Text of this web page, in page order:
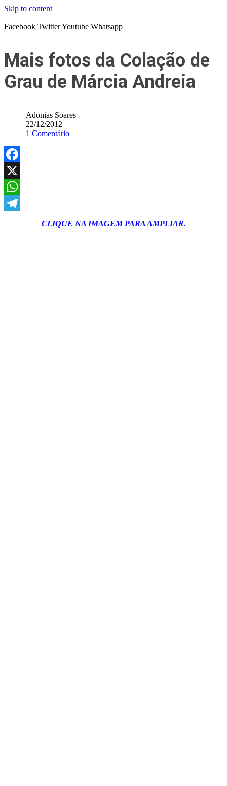
Skip to content
Facebook TwitterYoutube Whatsapp
Mais fotos da Colação de
Grau de Márcia Andreia
Adonias Soares
22/12/2012
1 Comentário
Facebook
X
WhatsApp
CLIQUE NA IMAGEM PARA AMPLIAR.